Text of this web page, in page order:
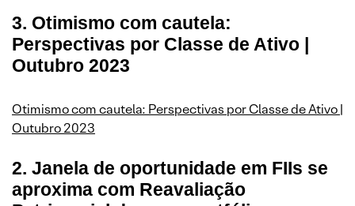
3. Otimismo com cautela:
Perspectivas por Classe de Ativo |
Outubro 2023
Otimismo com cautela: Perspectivas por Classe de Ativo |
Outubro 2023
2. Janela de oportunidade em FIIs se
aproxima com Reavaliação